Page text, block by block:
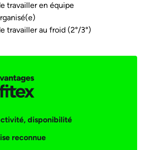
travailler en équipe
travailler au froid (2°/3°)
disponibilité
reconnue